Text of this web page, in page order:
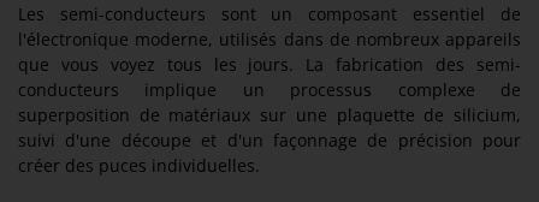
Les semi-conducteurs sont un composant essentiel de
l'électronique moderne, utilisés dans de nombreux appareils
que vous voyez tous les jours. La fabrication des semi-
conducteurs implique un processus complexe de
superposition de matériaux sur une plaquette de silicium,
suivi d'une découpe et d'un façonnage de précision pour
créer des puces individuelles.